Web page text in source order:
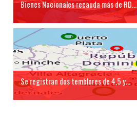
Bienes Nacionales recauda más de RD...
Se registran dos temblores de 4,5 y...